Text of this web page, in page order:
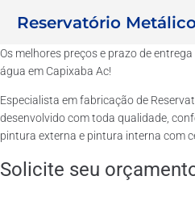
Reservatório
Os melhores preços e prazo de
água em Capixaba Ac!
Especialista em fabricação de
desenvolvido com toda qualidade,
pintura externa e pintura interna com
Solicite seu